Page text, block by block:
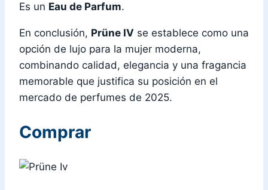
Es un Eau de Parfum.
En conclusión, Prüne IV se establece como una
opción de lujo para la mujer moderna,
combinando calidad, elegancia y una fragancia
memorable que justifica su posición en el
mercado de perfumes de 2025.
Comprar